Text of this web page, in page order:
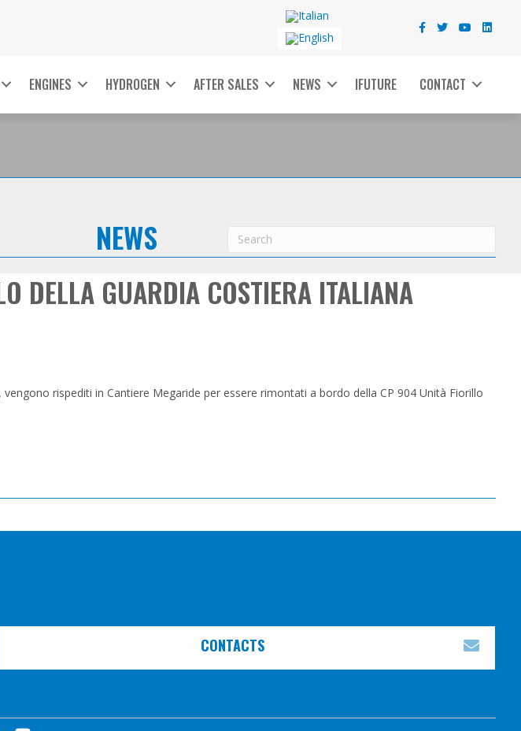
ENGINES HYDROGEN AFTER SALES NEWS IFUTURE CONTACT
NEWS
DELLA GUARDIA COSTIERA ITALIANA
rispediti in Cantiere Megaride per essere rimontati a bordo della CP 904 Unità Fiorillo
CONTACTS